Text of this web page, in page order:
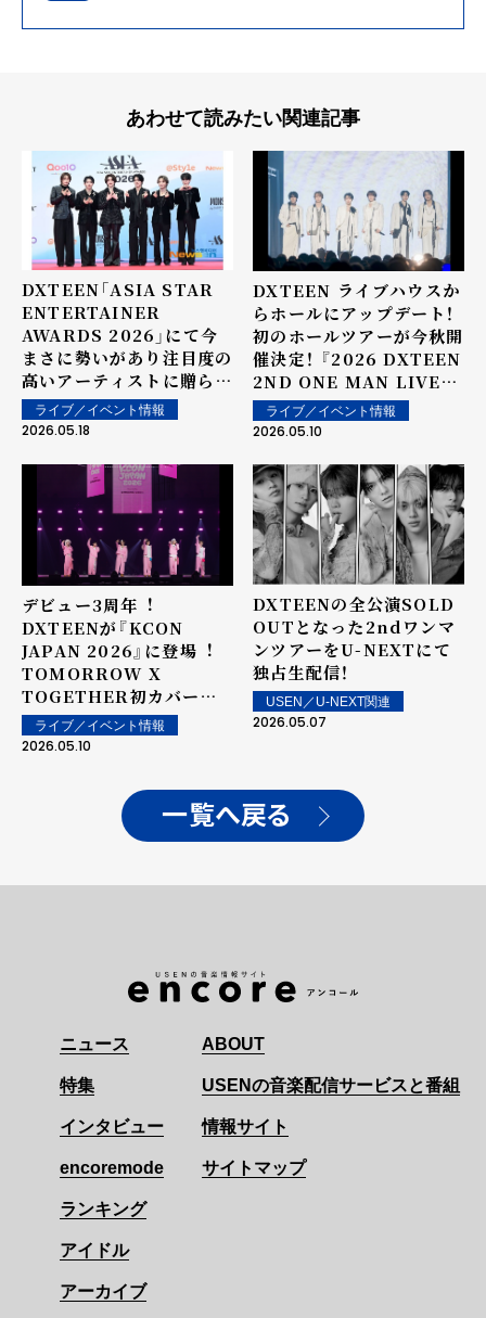
あわせて読みたい関連記事
DXTEEN「ASIA STAR
ENTERTAINER
AWARDS 2026」にて今
まさに勢いがあり注目度の
高いアーティストに贈られ
る賞 『HOT ICON』を受
賞！
ライブ／イベント情報
2026.05.18
DXTEEN ライブハウスか
らホールにアップデート！
初のホールツアーが今秋開
催決定！ 『2026 DXTEEN
2ND ONE MAN LIVE
TOUR 〜Heart &
Soul〜』 ツアーファイナ
ポート
ライブ／イベント情報
2026.05.10
デビュー3周年︕
DXTEENが『KCON
JAPAN 2026』に登場︕
TOMORROW X
TOGETHER初カバーに
⼤歓声︕＜オフィシャルラ
イブレポート＞
ライブ／イベント情報
2026.05.10
DXTEENの全公演SOLD
OUTとなった2ndワンマ
ンツアーをU-NEXTにて
独占生配信！
USEN／U-NEXT関連
2026.05.07
一覧へ戻る
ニュース
特集
インタビュー
encoremode
ランキング
アイドル
アーカイブ
ABOUT
USENの音楽配信サービスと番組
情報サイト
サイトマップ